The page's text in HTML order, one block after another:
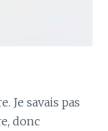
Je savais pas
donc